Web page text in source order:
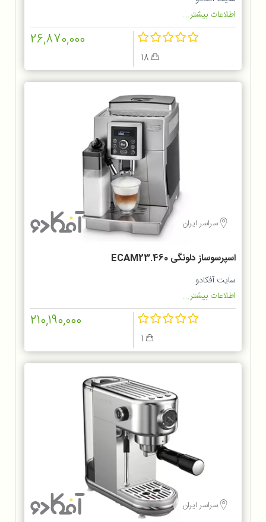
اطلاعات بیشتر...
26,870,000
سراسر ایران
اسپرسوساز دلونگی ECAM23.460
سایت آفکادو
اطلاعات بیشتر...
210,190,000
سراسر ایران